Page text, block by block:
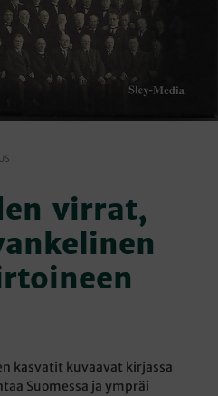
virrat,
kasvatit kuvaavat kirjassa
Suomessa ja ympräi